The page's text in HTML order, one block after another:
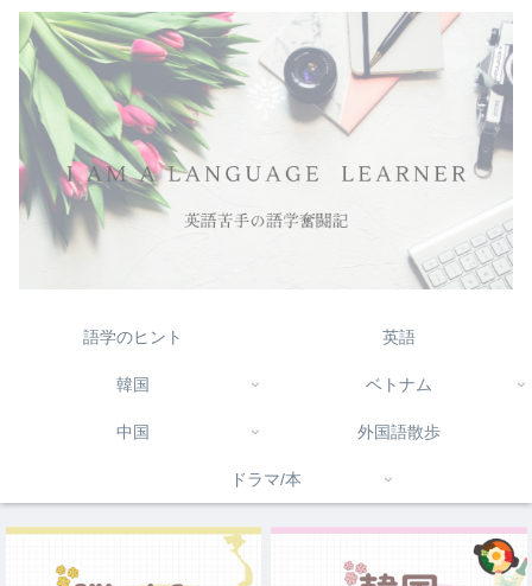
語学のヒント 英語
韓国 ベトナム
中国 外国語散歩
ドラマ/本